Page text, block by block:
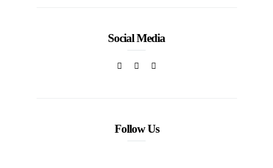
Social Media
Follow Us